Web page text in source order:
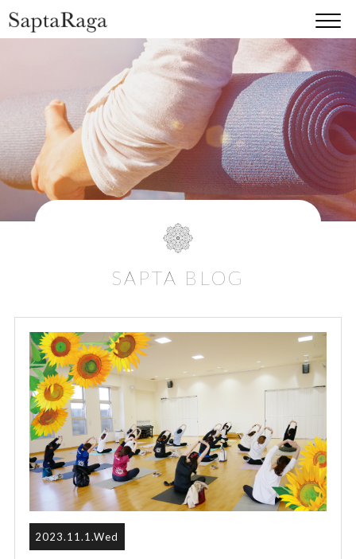
SAPTA BLOG
2023.11.1.Wed